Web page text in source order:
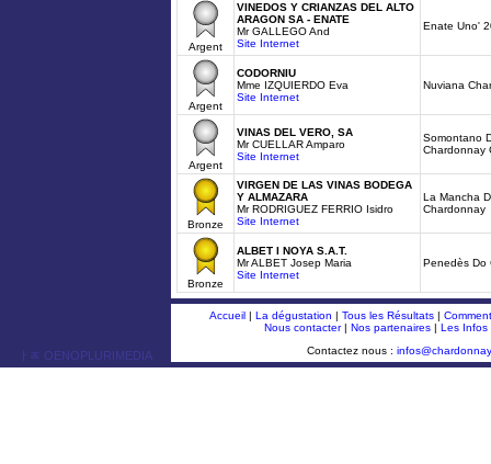
Argent
VINEDOS Y CRIANZAS DEL ALTO
ARAGON SA - ENATE
Mr GALLEGO And
Site Internet
Enate Uno'
Argent
CODORNIU
Mme IZQUIERDO Eva
Site Internet
Nuviana
Argent
VINAS DEL VERO, SA
Mr CUELLAR Amparo
Site Internet
Somontano
Chardonnay
Bronze
VIRGEN DE LAS VINAS BODEGA
Y ALMAZARA
Mr RODRIGUEZ FERRIO Isidro
Site Internet
La Mancha
Chardonnay
Bronze
ALBET I NOYA S.A.T.
Mr ALBET Josep Maria
Site Internet
Penedès Do
ￂﾮ OENOPLURIMEDIA
Accueil| La dégustation | Tous les Résultats|
Nous contacter| Nos partenaires| Les Infos
Contactez nous :